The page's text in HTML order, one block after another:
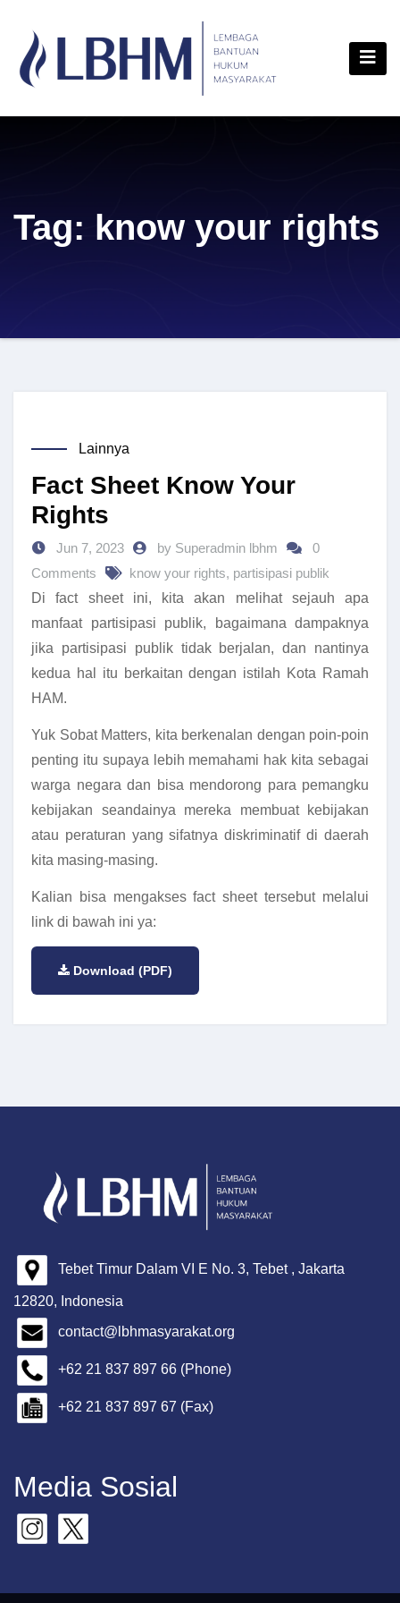
content
Tag: know your rights
Lainnya
Fact Sheet Know Your
Rights
Jun 7, 2023 by Superadmin lbhm
0
Comments
know your rights, partisipasi publik
Di fact sheet ini, kita akan melihat sejauh apa
manfaat partisipasi publik, bagaimana dampaknya
jika partisipasi publik tidak berjalan, dan nantinya
kedua hal itu berkaitan dengan istilah Kota Ramah
HAM.
Yuk Sobat Matters, kita berkenalan dengan poin-poin
penting itu supaya lebih memahami hak kita sebagai
warga negara dan bisa mendorong para pemangku
kebijakan seandainya mereka membuat kebijakan
atau peraturan yang sifatnya diskriminatif di daerah
kita masing-masing.
Kalian bisa mengakses fact sheet tersebut melalui
link di bawah ini ya:
Download (PDF)
Tebet Timur Dalam VI E No. 3, Tebet , Jakarta
12820, Indonesia
contact@lbhmasyarakat.org
+62 21 837 897 66 (Phone)
+62 21 837 897 67 (Fax)
Media Sosial